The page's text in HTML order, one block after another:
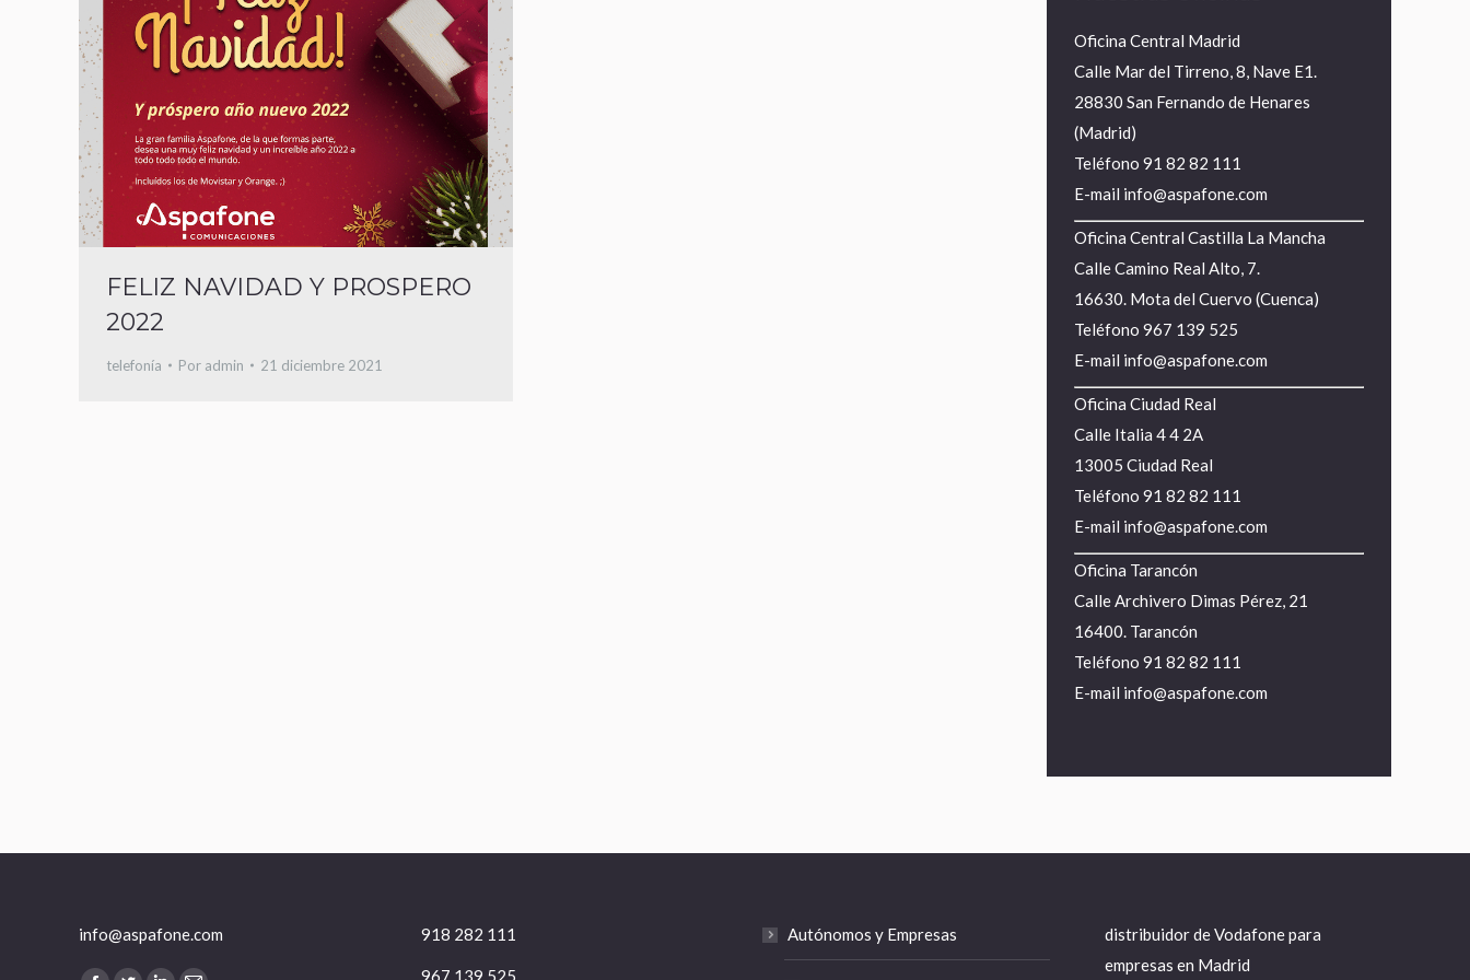
FELIZ NAVIDAD Y PROSPERO
2022
telefonía Por admin 21 diciembre 2021
Oficina Central Madrid
Calle Mar del Tirreno, 8, Nave E1.
28830 San Fernando de Henares
(Madrid)
Teléfono 91 82 82 111
E-mail info@aspafone.com
Oficina Central Castilla La Mancha
Calle Camino Real Alto, 7.
16630. Mota del Cuervo (Cuenca)
Teléfono 967 139 525
E-mail info@aspafone.com
Oficina Ciudad Real
Calle Italia 4 4 2A
13005 Ciudad Real
Teléfono 91 82 82 111
E-mail info@aspafone.com
Oficina Tarancón
Calle Archivero Dimas Pérez, 21
16400. Tarancón
Teléfono 91 82 82 111
E-mail info@aspafone.com
info@aspafone.com 918 282 111
967 139 525
Autónomos y Empresas
distribuidor de Vodafone para
empresas en Madrid